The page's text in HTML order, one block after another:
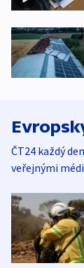
ČT24 každý
veřejnými